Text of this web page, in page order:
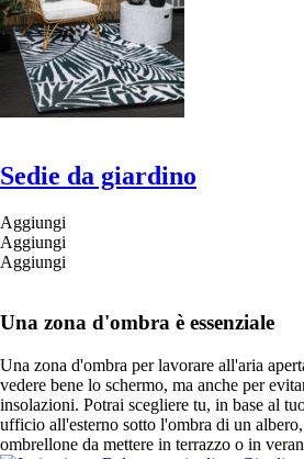
Sedie da giardino
Aggiungi
Aggiungi
Aggiungi
Una zona d'ombra è essenziale
Una zona d'ombra per lavorare all'aria
vedere bene lo schermo, ma anche per
insolazioni. Potrai scegliere tu, in base al
ufficio all'esterno sotto l'ombra di un
ombrellone da mettere in terrazzo o in